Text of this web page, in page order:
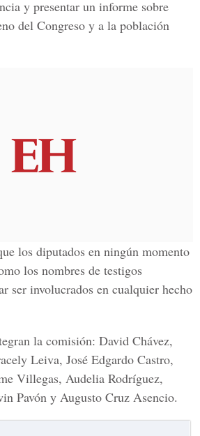
y presentar un informe sobre
del Congreso y a la población
los diputados en ningún momento
los nombres de testigos
ser involucrados en cualquier hecho
la comisión: David Chávez,
Leiva, José Edgardo Castro,
Villegas, Audelia Rodríguez,
Pavón y Augusto Cruz Asencio.